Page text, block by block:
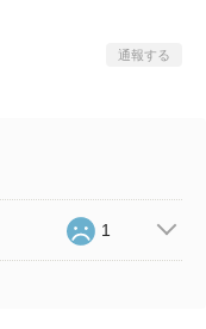
通報する
1